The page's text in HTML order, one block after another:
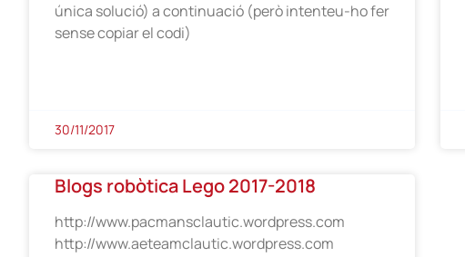
única solució) a continuació (però intenteu-ho fer
sense copiar el codi)
30/11/2017
Blogs robòtica Lego 2017-2018
http://www.pacmansclautic.wordpress.com
http://www.aeteamclautic.wordpress.com